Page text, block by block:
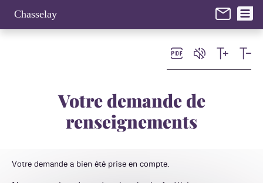
Chasselay
Votre demande de
renseignements
Votre demande a bien été prise en compte.